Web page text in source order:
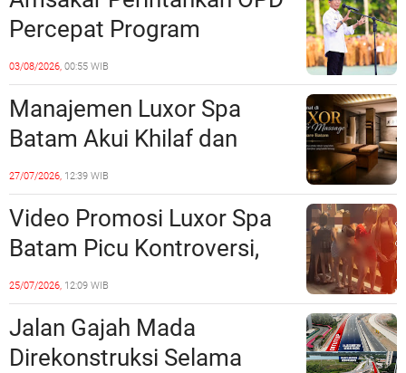
Percepat Program
Prioritas, Targetkan
Realisasi Pembangunan
Lampaui 50 Persen
03/08/2026, 00:55 WIB
Manajemen Luxor Spa
Batam Akui Khilaf dan
Minta Maaf, Konten
Langsung Di-Takedown
27/07/2026, 12:39 WIB
Video Promosi Luxor Spa
Batam Picu Kontroversi,
Dinilai Bermuatan Sensual
25/07/2026, 12:09 WIB
Jalan Gajah Mada
Direkonstruksi Selama